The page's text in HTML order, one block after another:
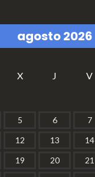
agosto 2026
X J V
5 6 7
12 13 14
19 20 21